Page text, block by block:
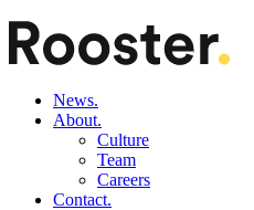
News.
About.
Culture
Team
Careers
Contact.